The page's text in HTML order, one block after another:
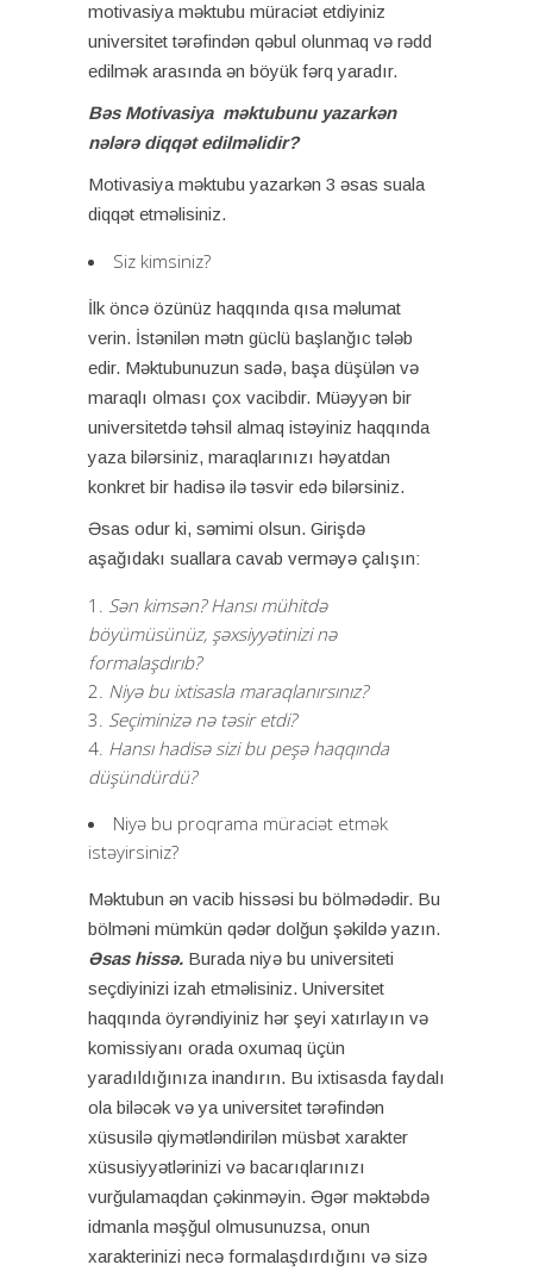
motivasiya məktubu müraciət etdiyiniz
universitet tərəfindən qəbul olunmaq və rədd
edilmək arasında ən böyük fərq yaradır.
Bəs Motivasiya məktubunu yazarkən
nələrə diqqət edilməlidir?
Motivasiya məktubu yazarkən 3 əsas suala
diqqət etməlisiniz.
Siz kimsiniz?
İlk öncə özünüz haqqında qısa məlumat
verin. İstənilən mətn güclü başlanğıc tələb
edir. Məktubunuzun sadə, başa düşülən və
maraqlı olması çox vacibdir. Müəyyən bir
universitetdə təhsil almaq istəyiniz haqqında
yaza bilərsiniz, maraqlarınızı həyatdan
konkret bir hadisə ilə təsvir edə bilərsiniz.
Əsas odur ki, səmimi olsun. Girişdə
aşağıdakı suallara cavab verməyə çalışın:
Sən kimsən? Hansı mühitdə
böyümüsünüz, şəxsiyyətinizi nə
formalaşdırıb?
Niyə bu ixtisasla maraqlanırsınız?
Seçiminizə nə təsir etdi?
Hansı hadisə sizi bu peşə haqqında
düşündürdü?
Niyə bu proqrama müraciət etmək
istəyirsiniz?
Məktubun ən vacib hissəsi bu bölmədədir. Bu
bölməni mümkün qədər dolğun şəkildə yazın.
Əsas hissə. Burada niyə bu universiteti
seçdiyinizi izah etməlisiniz. Universitet
haqqında öyrəndiyiniz hər şeyi xatırlayın və
komissiyanı orada oxumaq üçün
yaradıldığınıza inandırın. Bu ixtisasda faydalı
ola biləcək və ya universitet tərəfindən
xüsusilə qiymətləndirilən müsbət xarakter
xüsusiyyətlərinizi və bacarıqlarınızı
vurğulamaqdan çəkinməyin. Əgər məktəbdə
idmanla məşğul olmusunuzsa, onun
xarakterinizi necə formalaşdırdığını və sizə